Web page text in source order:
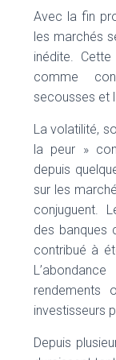
Avec la fin
les marchés
inédite.
comme
secousses et
La volatilité,
la peur »
depuis
sur les
conjuguent.
des banques
contribué à
rendements
investisseurs
Depuis